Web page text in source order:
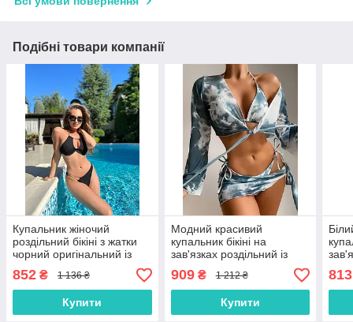
Подібні товари компанії
Купальник жіночий
роздільний бікіні з жатки
чорний оригінальний із
852 ₴ 1 136 ₴
Купити
Модний красивий
купальник бікіні на
зав'язках роздільний із
розмір S, M, L, колір
блакитний
909₴ 1 212 ₴
Купити
813